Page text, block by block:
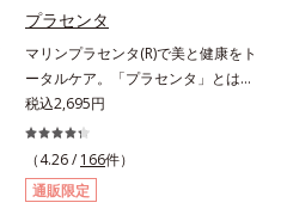
プラセンタ
マリンプラセンタ(R)で美と健康をト
ータルケア。「プラセンタ」とは、
母から子へ酸素や栄養素をおく
る“胎盤”のこと。豊富な栄養素を含
むプラセンタは、みずみずしい美し
さや元気を求める女性の間で大きな
注目を集めている成分です。豚由来
税込2,695円
（4.26 / 166件）
通販限定